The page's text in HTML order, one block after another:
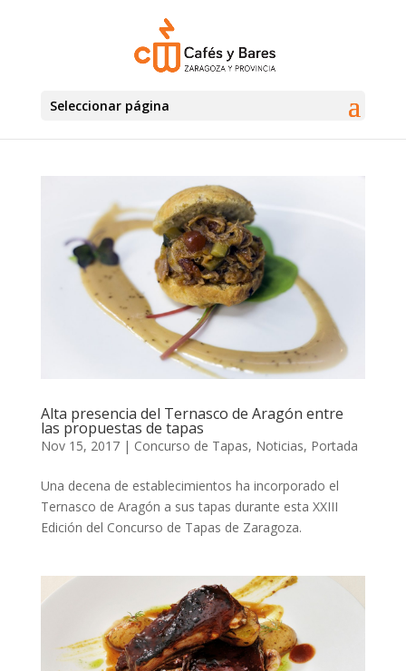
Seleccionar página
Alta presencia del Ternasco de Aragón entre
las propuestas de tapas
Nov 15, 2017| Concurso de Tapas, Noticias, Portada
Una decena de establecimientos ha incorporado el
Ternasco de Aragón a sus tapas durante esta XXIII
Edición del Concurso de Tapas de Zaragoza.